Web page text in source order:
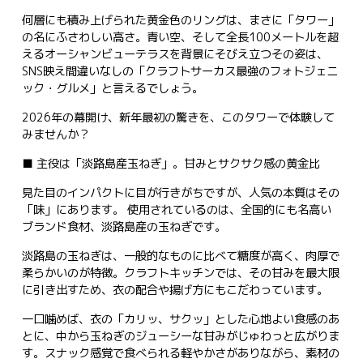
何層にも積み上げられた黄金色のリングは、まさに「タワー」
の名にふさわしい高さ。青い空、そして全長100メートルを超
えるオーシャンビューテラスを背景にそびえ立つその姿は、
SNS映え間違いなしの「クラフトサーカス最強のフォトジェニ
ック・グルメ」と言えるでしょう。
2026年の幕開け、新年最初の驚きを、このタワーで体験して
みませんか？
■ 主役は「淡路島産玉ねぎ」。甘みとサクサク感の黄金比
見た目のインパクトに目が行きがちですが、人気の本質はその
「味」にあります。 使用されているのは、全国的にも名高い
ブランド食材、淡路島産の玉ねぎです。
淡路島の玉ねぎは、一般的なものに比べて糖度が高く、肉厚で
柔らかいのが特徴。クラフトキッチンでは、その甘みを最大限
に引き出すため、衣の配合や揚げ方にもこだわっています。
一口噛めば、衣の「カリッ、サクッ」とした心地よい食感のあ
とに、中から玉ねぎのジューシーな甘みがじゅわっと広がりま
す。スナック感覚で食べられる軽やかさがありながら、素材の